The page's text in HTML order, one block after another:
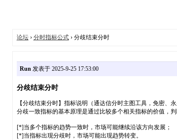
论坛› 分时指标公式› 分歧结束分时
Run发表于 2025-9-25 17:53:00
分歧结束分时
【分歧结束分时】指标说明（通达信分时主图工具，免密、永
分歧一致指标的基本原理是通过比较多个相关指标的价值，
[*]当多个指标的趋势一致时，市场可能继续沿该方向发展；
[*]当指标出现分歧时，市场可能出现趋势转变。